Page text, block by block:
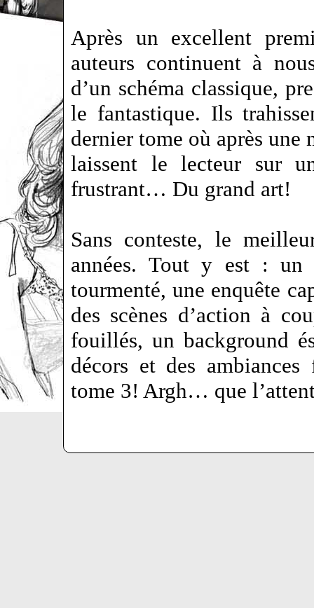
Après un excellent
auteurs continuent à
d’un schéma classique,
le fantastique. Ils
dernier tome où après une
laissent le lecteur sur
frustrant… Du grand art!
Sans conteste, le
années. Tout y est : un
tourmenté, une enquête
des scènes d’action à
fouillés, un background
décors et des
tome 3! Argh… que